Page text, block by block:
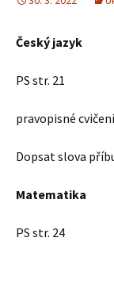
Český jazyk
PS str. 21
pravopisné cvičení
Dopsat slova
Matematika
PS str. 24